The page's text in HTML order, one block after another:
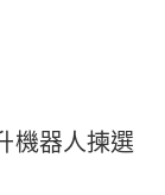
機器人揀選